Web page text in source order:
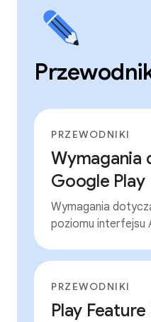
PRZEWODNIKI
Wymagania
Google Play
Wymagania
poziomu interfejsu
PRZEWODNIKI
Play